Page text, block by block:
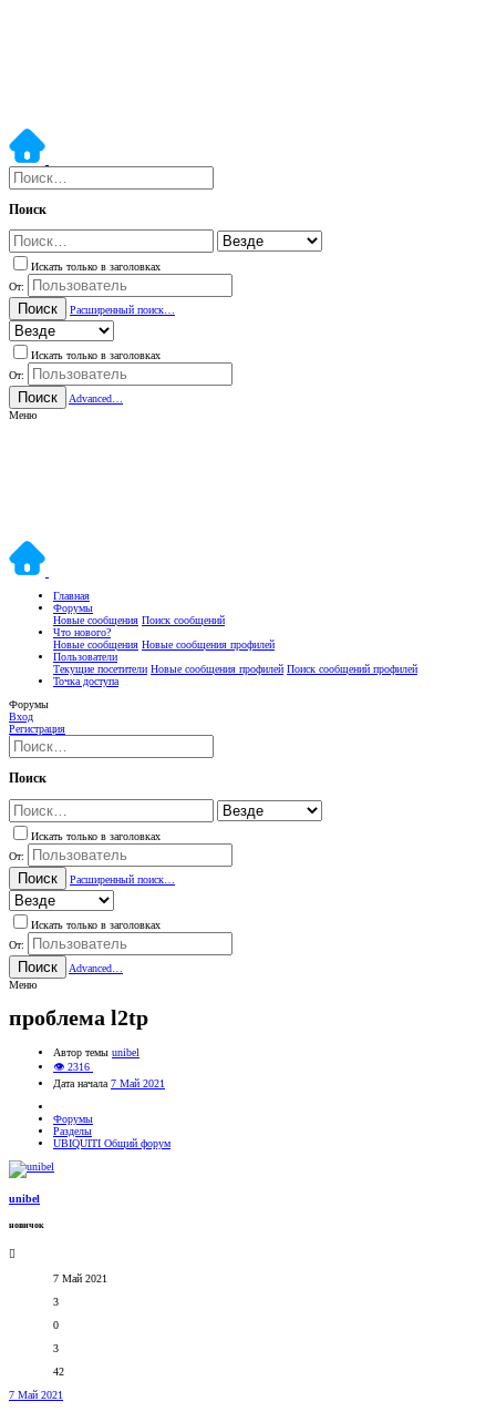
Поиск
Искать только в заголовках
От:
Поиск Расширенный поиск…
Искать только в заголовках
От:
Поиск
Advanced…
Меню
Главная
Форумы
Новые сообщения Поиск сообщений
Что нового?
Новые сообщения Новые сообщения профилей
Пользователи
Текущие посетители Новые сообщения профилей Поиск сообщений профилей
Точка доступа
Форумы
Вход
Регистрация
Поиск
Искать только в заголовках
От:
Поиск Расширенный поиск…
Искать только в заголовках
От:
Поиск
Advanced…
Меню
проблема l2tp
Автор темы unibel
👁 2316
Дата начала 7 Май 2021
Форумы
Разделы
UBIQUITI Общий форум
unibel
новичок
7 Май 2021
3
0
3
42
7 Май 2021